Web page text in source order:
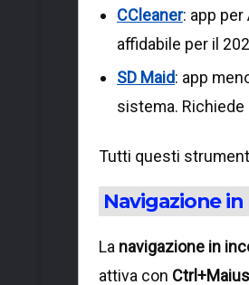
CCleaner: app
affidabile per il
SD Maid: app
sistema.
Tutti questi
Navigazione
La navigazione in
attiva con